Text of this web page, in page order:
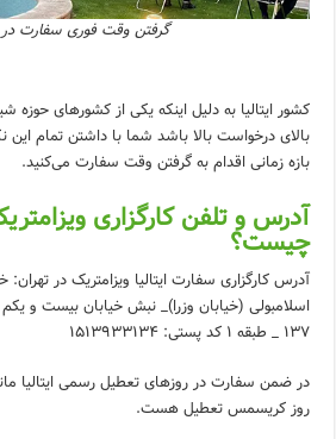
گرفتن وقت فوری سفارت در
کشور ایتالیا به دلیل اینکه یکی از کشورهای
بالای درخواست‌ بالا باشد شما با داشتن تمام
بازه زمانی اقدام به گرفتن وقت سفارت می‌کنید.
آدرس و تلفن کارگزاری
چیست؟
آدرس کارگزاری سفارت ایتالیا ویزامتریک در
اسلامبولی (خیابان وزرا)_ نبش خیابان بیست و
۱۳۷ _ طبقه ۱ کد پستی: 1513933134
روز کریسمس تعطیل هست.